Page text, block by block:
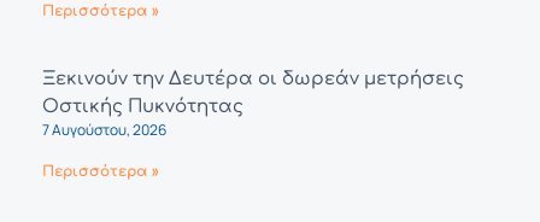
Περισσότερα »
Ξεκινούν την Δευτέρα οι δωρεάν μετρήσεις
Οστικής Πυκνότητας
7 Αυγούστου, 2026
Περισσότερα »